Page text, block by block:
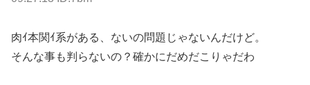
肉ｲ本関ｲ系がある、ないの問題じゃないんだけど。
そんな事も判らないの？確かにだめだこりゃだわ